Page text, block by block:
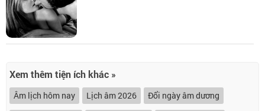
Xem thêm tiện ích khác »
Âm lịch hôm nay Lịch âm 2026
Đổi ngày âm dương